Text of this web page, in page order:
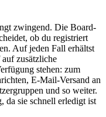
zwingend. Die Board-
ob du registriert
Auf jeden Fall erhältst
zusätzliche
stehen: zum
E-Mail-Versand an
und so weiter.
da sie schnell erledigt ist